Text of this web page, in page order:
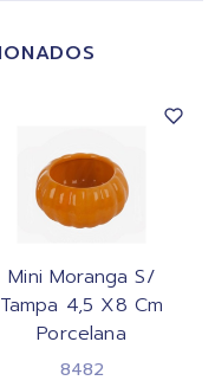
Mini Moranga S/
Tampa 4,5 X8 Cm
Porcelana
8482